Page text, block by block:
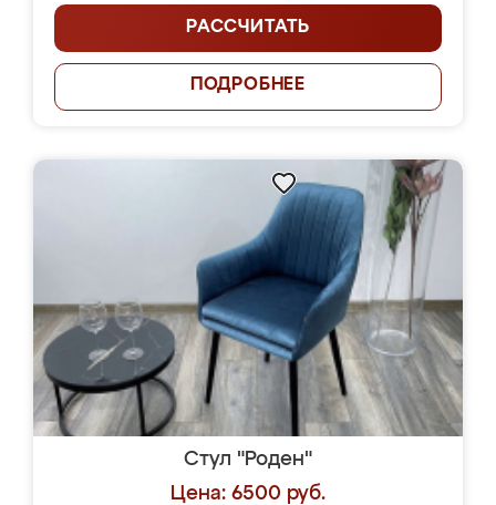
РАССЧИТАТЬ
ПОДРОБНЕЕ
Стул "Роден"
Цена: 6500 руб.